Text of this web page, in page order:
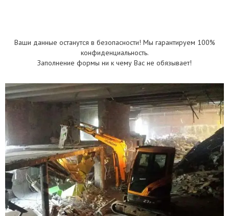
Ваши данные останутся в безопасности! Мы гарантируем 100%
конфиденциальность.
Заполнение формы ни к чему Вас не обязывает!